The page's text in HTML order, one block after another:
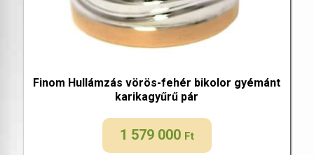
Finom Hullámzás vörös-fehér bikolor gyémánt
karikagyűrű pár
1 579 000 Ft